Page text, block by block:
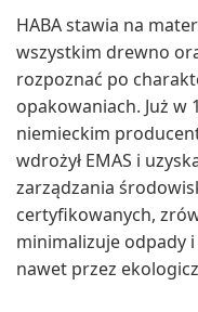
HABA stawia na
wszystkim drewno
rozpoznać po
opakowaniach. Już w
niemieckim
wdrożył EMAS i
zarządzania
certyfikowanych,
minimalizuje odpady
nawet przez